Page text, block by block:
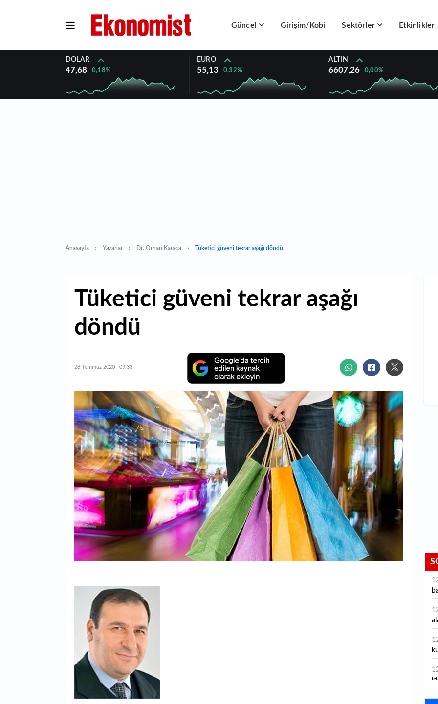
Güncel Girişim/Kobi Sektörler Etkinlikler
DOLAR
47,68 0,18%
EURO
55,13 0,32%
ALTIN
6607,26 0,00%
Anasayfa Yazarlar Dr. Orhan Karaca Tüketici güveni tekrar aşağı döndü
Tüketici güveni tekrar aşağı
döndü
28 Temmuz 2020 | 09:33